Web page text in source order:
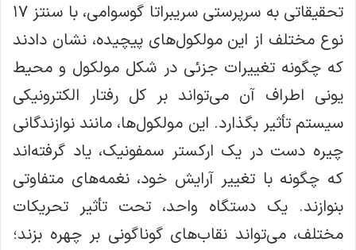
تحقیقاتی به سرپرستی سریبراتا گوسوامی، با سنتز ۱۷
نوع مختلف از این مولکول‌های پیچیده، نشان دادند
که چگونه تغییرات جزئی در شکل مولکول و محیط
یونی اطراف آن می‌تواند بر کل رفتار الکترونیکی
سیستم تأثیر بگذارد. این مولکول‌ها، مانند نوازندگانی
چیره دست در یک ارکستر سمفونیک، یاد گرفته‌اند
که چگونه با تغییر آرایش خود، نغمه‌های متفاوتی
بنوازند. یک دستگاه واحد، تحت تأثیر تحریکات
مختلف، می‌تواند نقاب‌های گوناگونی بر چهره بزند؛